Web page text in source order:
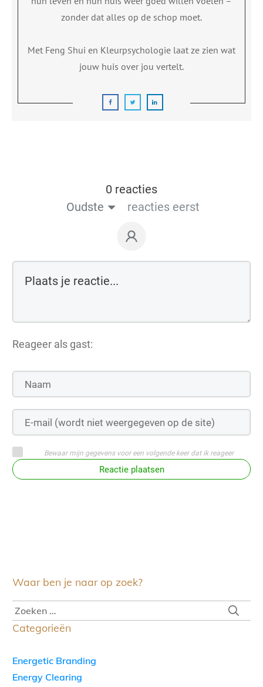
zonder dat alles op de schop moet.
Met Feng Shui en Kleurpsychologie laat ze zien wat
jouw huis over jou vertelt.
0 reacties
Oudste
reacties eerst
Reageer als gast:
Bewaar mijn gegevens voor een volgende keer dat ik reageer
Reactie plaatsen
Waar ben je naar op zoek?
Categorieën
Energetic Branding
Energy Clearing